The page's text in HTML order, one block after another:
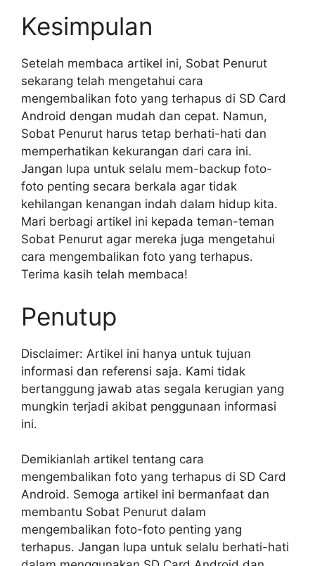
Kesimpulan
Setelah membaca artikel ini, Sobat Penurut
sekarang telah mengetahui cara
mengembalikan foto yang terhapus di SD Card
Android dengan mudah dan cepat. Namun,
Sobat Penurut harus tetap berhati-hati dan
memperhatikan kekurangan dari cara ini.
Jangan lupa untuk selalu mem-backup foto-
foto penting secara berkala agar tidak
kehilangan kenangan indah dalam hidup kita.
Mari berbagi artikel ini kepada teman-teman
Sobat Penurut agar mereka juga mengetahui
cara mengembalikan foto yang terhapus.
Terima kasih telah membaca!
Penutup
Disclaimer: Artikel ini hanya untuk tujuan
informasi dan referensi saja. Kami tidak
bertanggung jawab atas segala kerugian yang
mungkin terjadi akibat penggunaan informasi
ini.
Demikianlah artikel tentang cara
mengembalikan foto yang terhapus di SD Card
Android. Semoga artikel ini bermanfaat dan
membantu Sobat Penurut dalam
mengembalikan foto-foto penting yang
terhapus. Jangan lupa untuk selalu berhati-hati